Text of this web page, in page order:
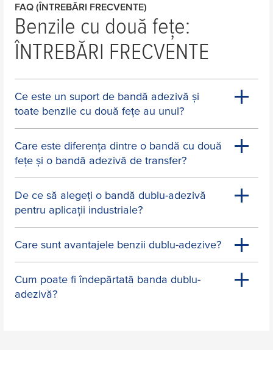
FAQ (ÎNTREBĂRI FRECVENTE)
Benzile cu două fețe:
ÎNTREBĂRI FRECVENTE
Ce este un suport de bandă adezivă și
toate benzile cu două fețe au unul?
Care este diferența dintre o bandă cu două
fețe și o bandă adezivă de transfer?
De ce să alegeți o bandă dublu-adezivă
pentru aplicații industriale?
Care sunt avantajele benzii dublu-adezive?
Cum poate fi îndepărtată banda dublu-
adezivă?